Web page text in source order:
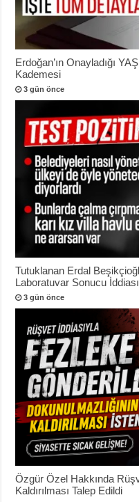
Erdoğan’ın Onayladığı
Kademesi
3 gün önce
Tutuklanan Erdal
Laboratuvar Sonucu İddiası
3 gün önce
Özgür Özel Hakkında
Kaldırılması Talep Edildi